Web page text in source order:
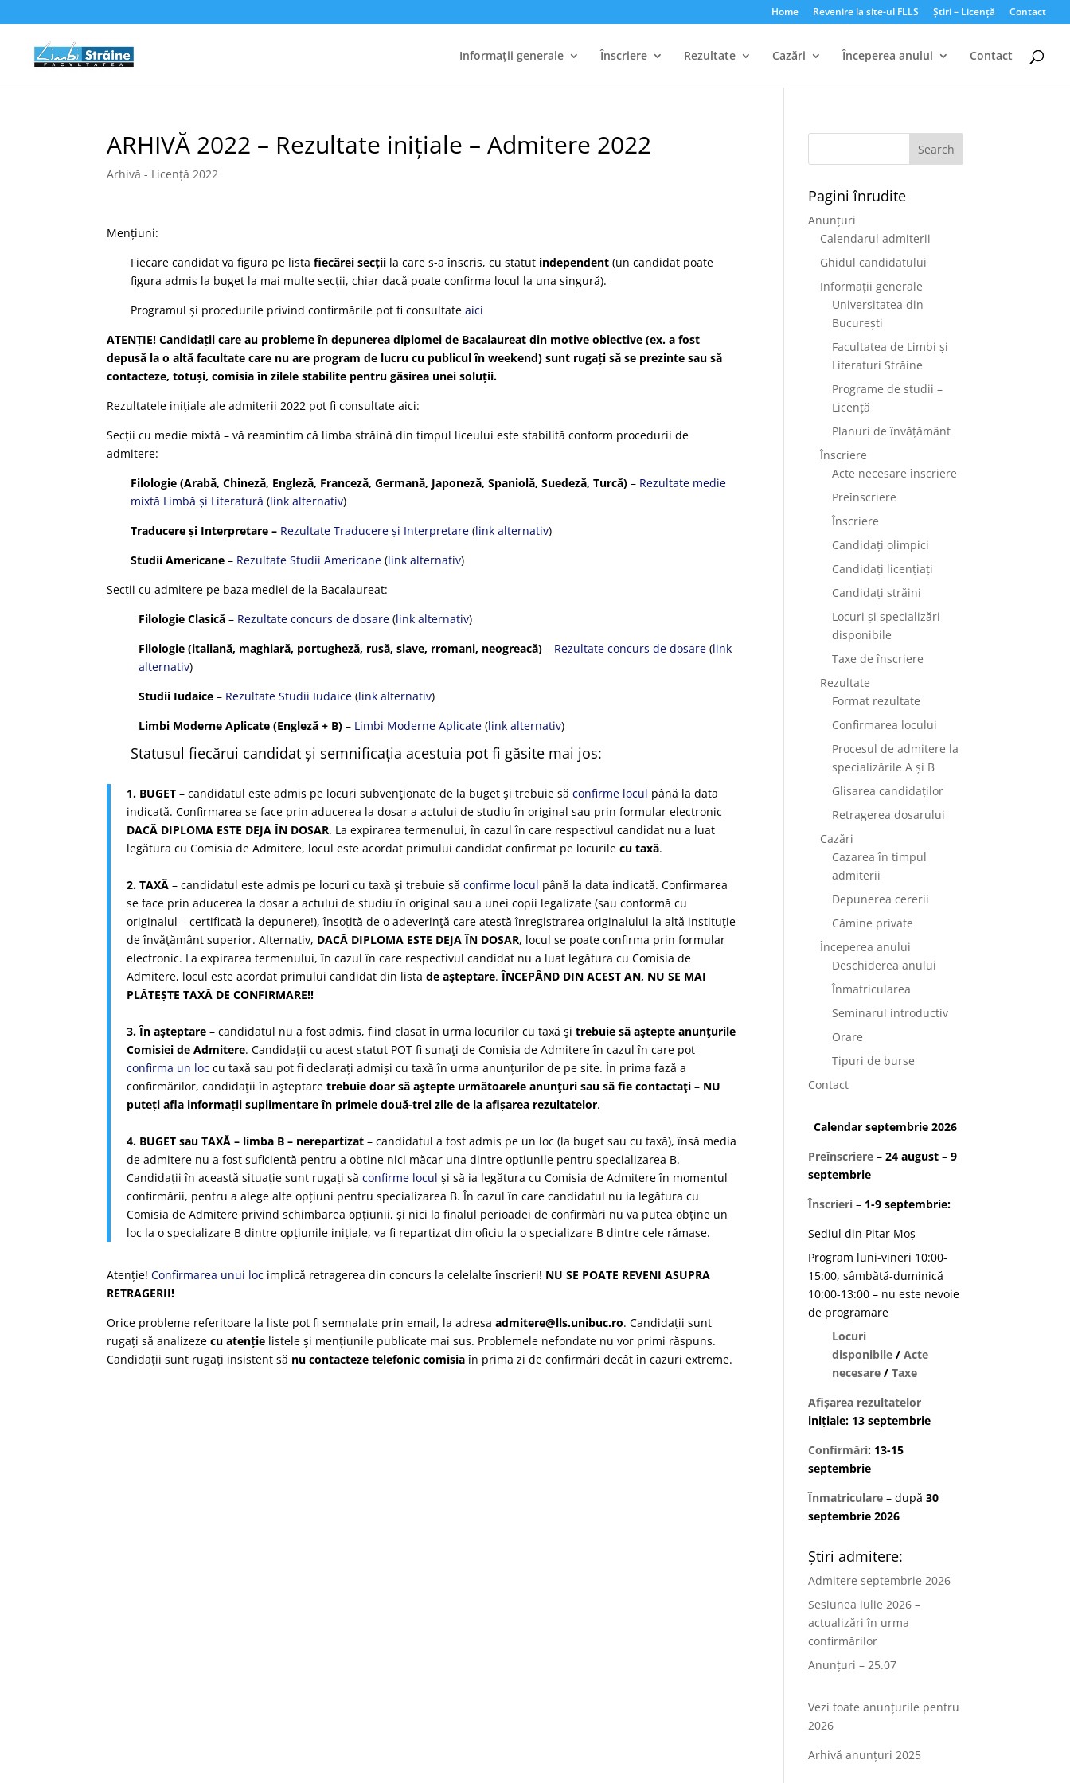
Home Revenire la site-ul FLLS Știri – Licență Contact
Informații generale Înscriere Rezultate Cazări Începerea anului Contact
ARHIVĂ 2022 – Rezultate inițiale – Admitere 2022
Arhivă - Licență 2022
Mențiuni:
Fiecare candidat va figura pe listafiecăreisecții la care s-a înscris, cu statut independent (un candidat poate
figura admis la buget la mai multe secții, chiar dacă poate confirma locul la una singură).
Programul și procedurile privind confirmările pot fi consultate aici
ATENȚIE! Candidații care au probleme în depunerea diplomei de Bacalaureat din motive obiective (ex. a fost
depusă la o altă facultate care nu are program de lucru cu publicul în weekend) sunt rugați să se prezinte sau să
contacteze, totuși, comisia în zilele stabilite pentru găsirea unei soluții.
Rezultatele inițiale ale admiterii 2022 pot fi consultate aici:
Secții cu medie mixtă – vă reamintim că limba străină din timpul liceului este stabilită conform procedurii de
admitere:
Filologie (Arabă, Chineză, Engleză, Franceză, Germană, Japoneză, Spaniolă, Suedeză, Turcă) – Rezultate medie
mixtă Limbă și Literatură (link alternativ)
Traducere și Interpretare – Rezultate Traducere și Interpretare (link alternativ)
Studii Americane – Rezultate Studii Americane (link alternativ)
Secții cu admitere pe baza mediei de la Bacalaureat:
Filologie Clasică – Rezultate concurs de dosare (link alternativ)
Filologie (italiană, maghiară, portugheză, rusă, slave, rromani, neogreacă) – Rezultate concurs de dosare (link
alternativ)
Studii Iudaice – Rezultate Studii Iudaice (link alternativ)
Limbi Moderne Aplicate (Engleză + B) – Limbi Moderne Aplicate (link alternativ)
Statusul fiecărui candidat și semnificația acestuia pot fi găsite mai jos:
1. BUGET – candidatul este admis pe locuri subvenţionate de la buget şi trebuie să confirme locul până la data
indicată. Confirmarea se face prin aducerea la dosar a actului de studiu în original sau prin formular electronic
DACĂ DIPLOMA ESTE DEJA ÎN DOSAR. La expirarea termenului, în cazul în care respectivul candidat nu a luat
legătura cu Comisia de Admitere, locul este acordat primului candidat confirmat pe locurilecu taxă.
2. TAXĂ – candidatul este admis pe locuri cu taxă şi trebuie să confirme locul până la data indicată. Confirmarea
se face prin aducerea la dosar a actului de studiu în original sau a unei copii legalizate (sau conformă cu
originalul – certificată la depunere!), însoțită de o adeverinţă care atestă înregistrarea originalului la altă instituţie
de învăţământ superior. Alternativ, DACĂ DIPLOMA ESTE DEJA ÎN DOSAR, locul se poate confirma prin formular
electronic. La expirarea termenului, în cazul în care respectivul candidat nu a luat legătura cu Comisia de
Admitere, locul este acordat primului candidat din lista de aşteptare.ÎNCEPÂND DIN ACEST AN, NU SE MAI
PLĂTEȘTE TAXĂ DE CONFIRMARE!!
3. În aşteptare– candidatul nu a fost admis, fiind clasat în urma locurilor cu taxă şitrebuie să aştepte anunţurile
Comisiei de Admitere. Candidaţii cu acest statut POT fi sunaţi de Comisia de Admitere în cazul în care pot
confirma un loc cu taxă sau pot fi declarați admiși cu taxă în urma anunțurilor de pe site. În prima fază a
confirmărilor, candidaţii în aşteptaretrebuie doar să aştepte următoarele anunţuri sau să fie contactaţi – NU
puteți afla informații suplimentare în primele două-trei zile de la afișarea rezultatelor.
4. BUGET sau TAXĂ – limba B – nerepartizat – candidatul a fost admis pe un loc (la buget sau cu taxă), însă media
de admitere nu a fost suficientă pentru a obține nici măcar una dintre opțiunile pentru specializarea B.
Candidații în această situație sunt rugați să confirme locul și să ia legătura cu Comisia de Admitere în momentul
confirmării, pentru a alege alte opțiuni pentru specializarea B. În cazul în care candidatul nu ia legătura cu
Comisia de Admitere privind schimbarea opțiunii, și nici la finalul perioadei de confirmări nu va putea obține un
loc la o specializare B dintre opțiunile inițiale, va fi repartizat din oficiu la o specializare B dintre cele rămase.
Atenție! Confirmarea unui loc implică retragerea din concurs la celelalte înscrieri! NU SE POATE REVENI ASUPRA
RETRAGERII!
Orice probleme referitoare la liste pot fi semnalate prin email, la adresaadmitere@lls.unibuc.ro. Candidații sunt
rugați să analizezecu atenție listele și mențiunile publicate mai sus. Problemele nefondate nu vor primi răspuns.
Candidații sunt rugați insistent să nu contacteze telefonic comisiaîn prima zi de confirmări decât în cazuri extreme.
Pagini înrudite
Anunțuri
Calendarul admiterii
Ghidul candidatului
Informații generale
Universitatea din
București
Facultatea de Limbi și
Literaturi Străine
Programe de studii –
Licență
Planuri de învățământ
Înscriere
Acte necesare înscriere
Preînscriere
Înscriere
Candidați olimpici
Candidați licențiați
Candidați străini
Locuri și specializări
disponibile
Taxe de înscriere
Rezultate
Format rezultate
Confirmarea locului
Procesul de admitere la
specializările A și B
Glisarea candidaților
Retragerea dosarului
Cazări
Cazarea în timpul
admiterii
Depunerea cererii
Cămine private
Începerea anului
Deschiderea anului
Înmatricularea
Seminarul introductiv
Orare
Tipuri de burse
Contact
Calendar septembrie 2026
Preînscriere – 24 august – 9
septembrie
Înscrieri – 1-9 septembrie:
Sediul din Pitar Moș
Program luni-vineri 10:00-
15:00, sâmbătă-duminică
10:00-13:00 – nu este nevoie
de programare
Locuri
disponibile /Acte
necesare /Taxe
Afișarea rezultatelor
inițiale: 13 septembrie
Confirmări: 13-15
septembrie
Înmatriculare – după30
septembrie 2026
Știri admitere:
Admitere septembrie 2026
Sesiunea iulie 2026 –
actualizări în urma
confirmărilor
Anunțuri – 25.07
Vezi toate anunțurile pentru
2026
Arhivă anunțuri 2025